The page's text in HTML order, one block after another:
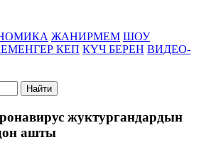
ЖАНИРМЕМ ШОУ
КЕП КҮЧ БЕРЕН ВИДЕО-
Найти
жуктургандардын
ашты